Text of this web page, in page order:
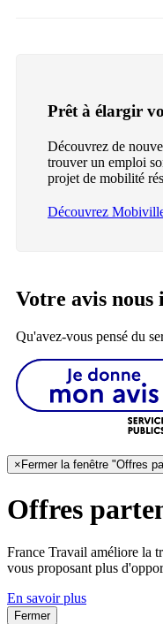
Prêt à élargir
Découvrez de
trouver un emploi
projet de mobilité
Découvrez
Votre avis nous
Qu'avez-vous pensé du
× Fermer la fenêtre "Offres
Offres
France Travail améliore la
vous proposant plus
En savoir plus
Fermer